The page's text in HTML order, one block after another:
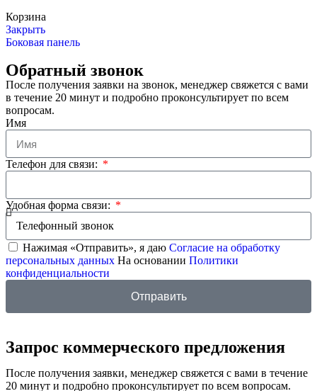
Корзина
Закрыть
Боковая панель
Обратный звонок
После получения заявки на звонок, менеджер свяжется с вами
в течение 20 минут и подробно проконсультирует по всем
вопросам.
Имя
Телефон для связи:
Удобная форма связи:
Нажимая «Отправить», я даю Согласие на обработку
персональных данных На основании Политики
конфиденциальности
Отправить
Запрос коммерческого предложения
После получения заявки, менеджер свяжется с вами в течение
20 минут и подробно проконсультирует по всем вопросам.